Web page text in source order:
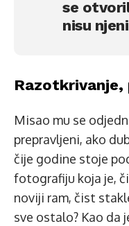
se
nisu
Razotkrivanje,
Misao mu se
prepravljeni, ako
čije godine stoje
fotografiju koja je,
noviji ram, čist
sve ostalo? Kao da